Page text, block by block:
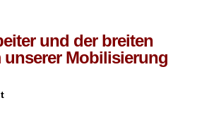
und der breiten
Mobilisierung